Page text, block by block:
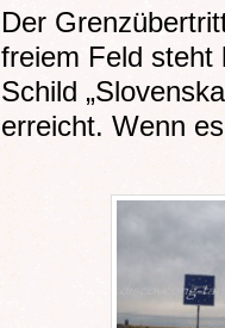
Der
freiem Feld steht
Schild
erreicht. Wenn